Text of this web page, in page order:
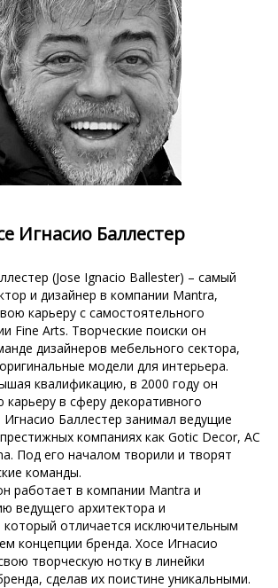
Игнасио Баллестер
(Jose Ignacio Ballester) – самый
и дизайнер в компании Mantra,
карьеру с самостоятельного
Fine Arts. Творческие поиски он
дизайнеров мебельного сектора,
модели для интерьера.
квалификацию, в 2000 году он
карьеру в сферу декоративного
Баллестер занимал ведущие
компаниях как Gotic Decor, AC
Под его началом творили и творят
команды.
работает в компании Mantra и
ведущего архитектора и
который отличается исключительным
концепции бренда. Хосе Игнасио
творческую нотку в линейки
сделав их поистине уникальными.